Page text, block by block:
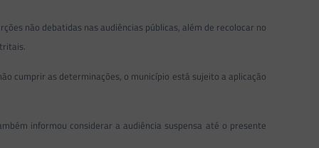
não debatidas nas audiências públicas, além de recolocar no
cumprir as determinações, o município está sujeito a aplicação
informou considerar a audiência suspensa até o presente